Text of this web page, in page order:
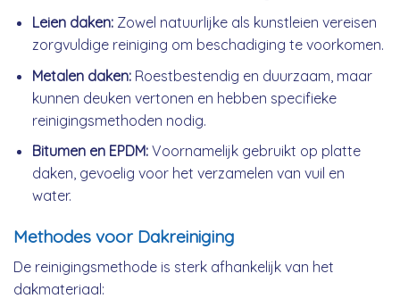
Leien daken:Zowel natuurlijke als kunstleien vereisen
zorgvuldige reiniging om beschadiging te voorkomen.
Metalen daken:Roestbestendig en duurzaam, maar
kunnen deuken vertonen en hebben specifieke
reinigingsmethoden nodig.
Bitumen en EPDM:Voornamelijk gebruikt op platte
daken, gevoelig voor het verzamelen van vuil en
water.
Methodes voor Dakreiniging
De reinigingsmethode is sterk afhankelijk van het
dakmateriaal: